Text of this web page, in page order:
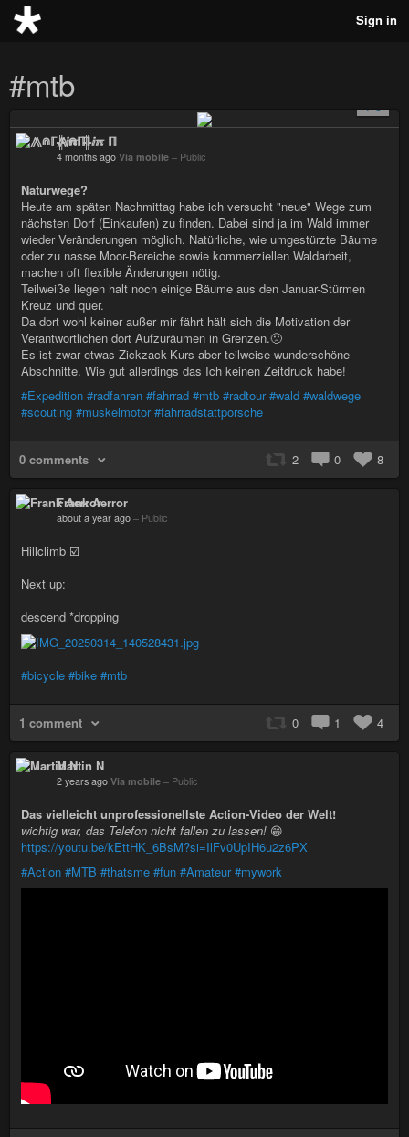
Sign in
#mtb
⨇⋒ℾ╬ⅈℼ ℿ
4 months ago Via mobile – Public
Naturwege?
Heute am späten Nachmittag habe ich versucht "neue" Wege zum
nächsten Dorf (Einkaufen) zu finden. Dabei sind ja im Wald immer
wieder Veränderungen möglich. Natürliche, wie umgestürzte Bäume
oder zu nasse Moor-Bereiche sowie kommerziellen Waldarbeit,
machen oft flexible Änderungen nötig.
Teilweiße liegen halt noch einige Bäume aus den Januar-Stürmen
Kreuz und quer.
Da dort wohl keiner außer mir fährt hält sich die Motivation der
Verantwortlichen dort Aufzuräumen in Grenzen.🙁
Es ist zwar etwas Zickzack-Kurs aber teilweise wunderschöne
Abschnitte. Wie gut allerdings das Ich keinen Zeitdruck habe!
#Expedition #radfahren #fahrrad #mtb #radtour #wald #waldwege
#scouting #muskelmotor #fahrradstattporsche
0 comments 2 0 8
Frank Aerror
about a year ago – Public
Hillclimb ☑️
Next up:
descend *dropping
#bicycle #bike #mtb
1 comment 0 1 4
Martin N
2 years ago Via mobile – Public
Das vielleicht unprofessionellste Action-Video der Welt!
wichtig war, das Telefon nicht fallen zu lassen! 😁
https://youtu.be/kEttHK_6BsM?si=IlFv0UpIH6u2z6PX
#Action #MTB #thatsme #fun #Amateur #mywork